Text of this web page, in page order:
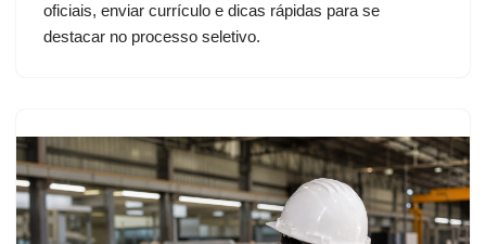
oficiais, enviar currículo e dicas rápidas para se
destacar no processo seletivo.